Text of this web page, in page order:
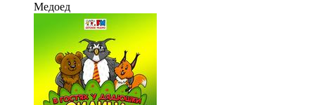
Медоед